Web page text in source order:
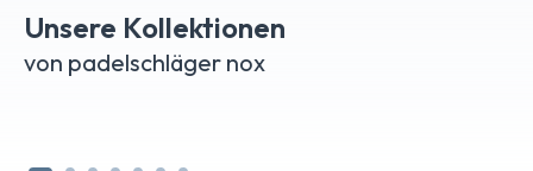
Entdecken Sie die Nox AT10-Serie, die in Zusammenarbeit
mit Tapia entwickelt wurde und Kraft und Präzision für eine
kompromisslose Leistung vereint. Erkunden Sie das
Unsere Kollektionen
von padelschläger nox
PADELSCHLÄGER NOX
AT10